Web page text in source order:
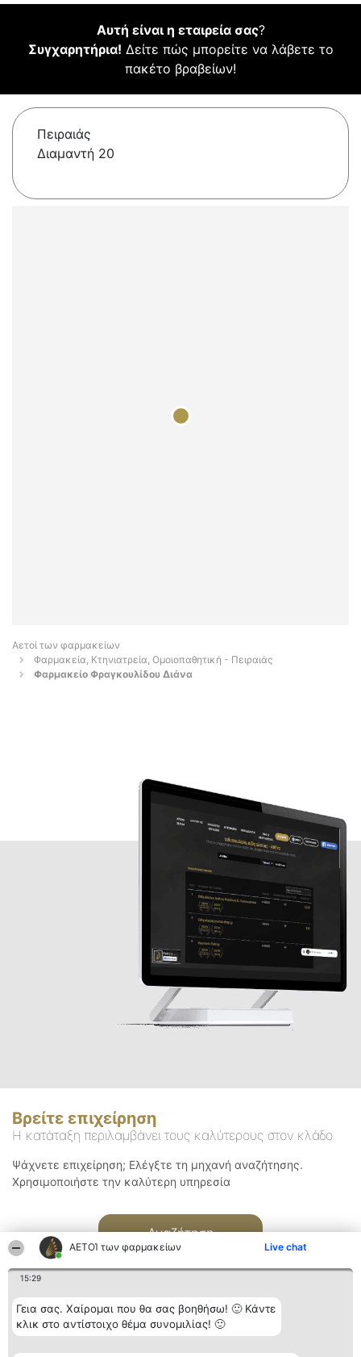
ΑΕΤΟΊ των φαρμακείων Live chat
15:29
Γεια σας. Χαίρομαι που θα σας βοηθήσω! 🙂 Κάντε
κλικ στο αντίστοιχο θέμα συνομιλίας! 🙂
Αυτή είναι η εταιρεία σας?
Συγχαρητήρια! Δείτε πώς μπορείτε να λάβετε το
πακέτο βραβείων!
Πειραιάς
Διαμαντή 20
Αετοί των φαρμακείων
Φαρμακεία, Κτηνιατρεία, Ομοιοπαθητική - Πειραιάς
Φαρμακείο Φραγκουλίδου Διάνα
Βρείτε επιχείρηση
Η κατάταξη περιλαμβάνει τους καλύτερους στον κλάδο
Ψάχνετε επιχείρηση; Ελέγξτε τη μηχανή αναζήτησης.
Χρησιμοποιήστε την καλύτερη υπηρεσία
Αναζήτηση
Διοργανωτής της
Κατάταξη Επικοινωνία